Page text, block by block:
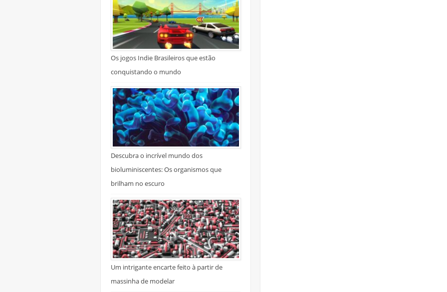
Os jogos Indie Brasileiros que estão
conquistando o mundo
Descubra o incrível mundo dos
bioluminiscentes: Os organismos que
brilham no escuro
Um intrigante encarte feito à partir de
massinha de modelar